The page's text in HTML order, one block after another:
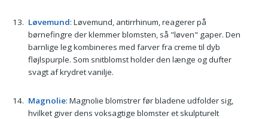
Løvemund: Løvemund, antirrhinum, reagerer på
børnefingre der klemmer blomsten, så "løven" gaper. Den
barnlige leg kombineres med farver fra creme til dyb
fløjlspurple. Som snitblomst holder den længe og dufter
svagt af krydret vanilje.
Magnolie: Magnolie blomstrer før bladene udfolder sig,
hvilket giver dens voksagtige blomster et skulpturelt